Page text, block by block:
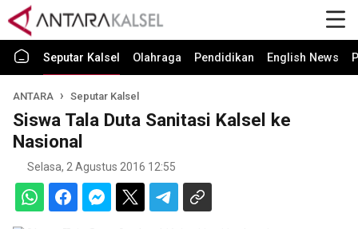
Seputar Kalsel Olahraga Pendidikan English News
ANTARA Seputar Kalsel
Siswa Tala Duta Sanitasi Kalsel ke
Nasional
Selasa, 2 Agustus 2016 12:55